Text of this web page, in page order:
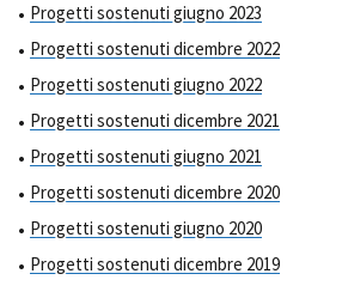
Progetti sostenuti giugno 2023
Progetti sostenuti dicembre 2022
Progetti sostenuti giugno 2022
Progetti sostenuti dicembre 2021
Progetti sostenuti giugno 2021
Progetti sostenuti dicembre 2020
Progetti sostenuti giugno 2020
Progetti sostenuti dicembre 2019